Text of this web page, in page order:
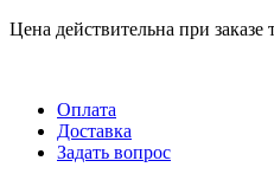
Цена действительна при
Оплата
Доставка
Задать вопрос